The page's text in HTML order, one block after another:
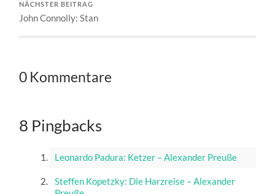
NÄCHSTER BEITRAG
John Connolly: Stan
0 Kommentare
8 Pingbacks
Leonardo Padura: Ketzer – Alexander Preuße
Steffen Kopetzky: Die Harzreise – Alexander